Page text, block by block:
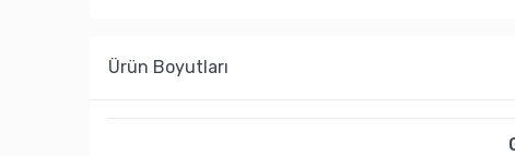
Ürün Boyutları